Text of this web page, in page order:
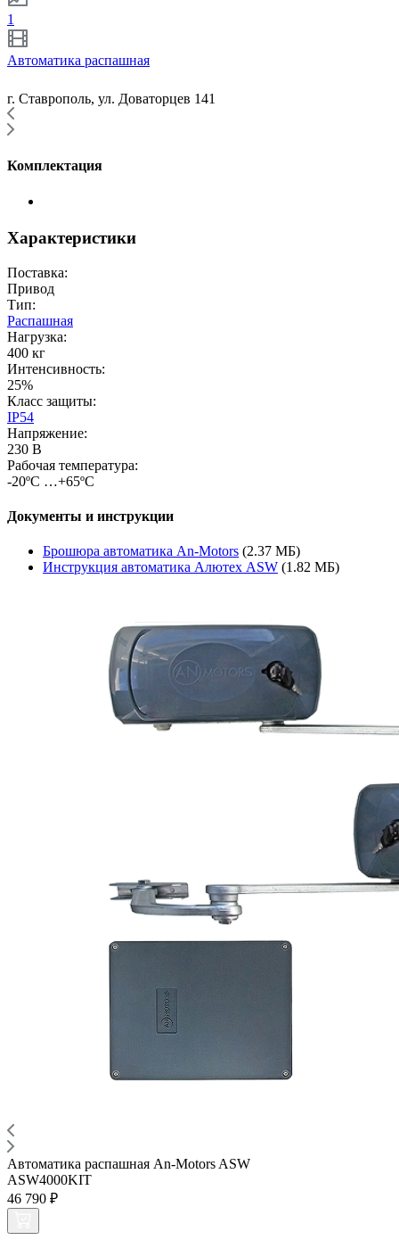
1
Автоматика распашная
г. Ставрополь, ул. Доваторцев 141
Комплектация
Характеристики
Поставка:
Привод
Тип:
Распашная
Нагрузка:
400 кг
Интенсивность:
25%
Класс защиты:
IP54
Напряжение:
230 В
Рабочая температура:
-20ºС …+65ºС
Документы и инструкции
Брошюра автоматика An-Motors (2.37 МБ)
Инструкция автоматика Алютех ASW (1.82 МБ)
Автоматика распашная An-Motors ASW
ASW4000KIT
46 790 ₽